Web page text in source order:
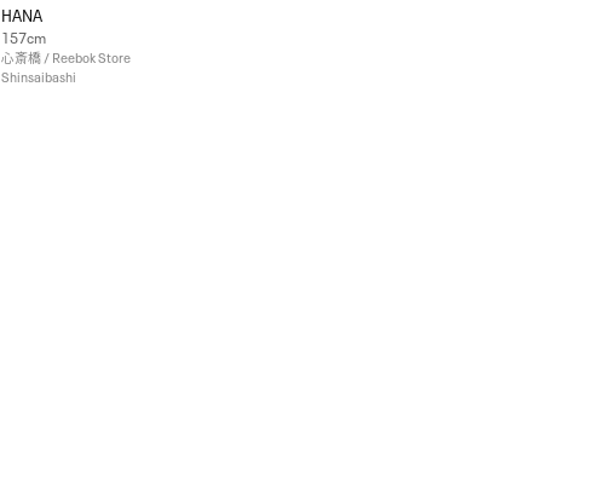
HANA
157cm
心斎橋 / Reebok Store
Shinsaibashi